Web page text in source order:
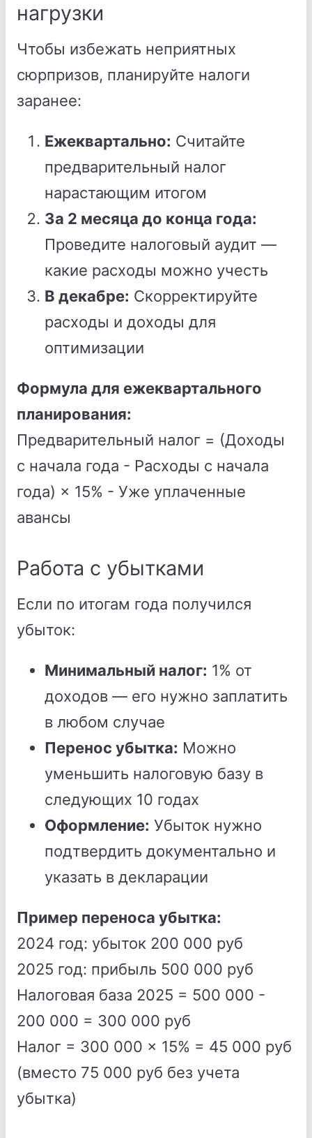
нагрузки
Чтобы избежать неприятных
сюрпризов, планируйте налоги
заранее:
Ежеквартально: Считайте
предварительный налог
нарастающим итогом
За 2 месяца до конца года:
Проведите налоговый аудит —
какие расходы можно учесть
В декабре: Скорректируйте
расходы и доходы для
оптимизации
Формула для ежеквартального
планирования:
Предварительный налог = (Доходы
с начала года - Расходы с начала
года) × 15% - Уже уплаченные
авансы
Работа с убытками
Если по итогам года получился
убыток:
Минимальный налог: 1% от
доходов — его нужно заплатить
в любом случае
Перенос убытка: Можно
уменьшить налоговую базу в
следующих 10 годах
Оформление: Убыток нужно
подтвердить документально и
указать в декларации
Пример переноса убытка:
2024 год: убыток 200 000 руб
2025 год: прибыль 500 000 руб
Налоговая база 2025 = 500 000 -
200 000 = 300 000 руб
Налог = 300 000 × 15% = 45 000 руб
(вместо 75 000 руб без учета
убытка)